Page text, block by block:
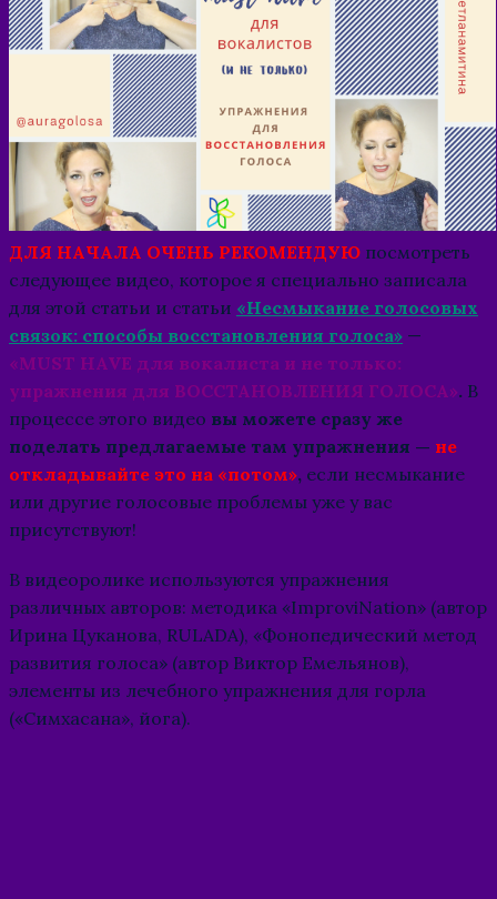
ДЛЯ НАЧАЛА ОЧЕНЬ РЕКОМЕНДУЮ посмотреть
следующее видео, которое я специально записала
для этой статьи и статьи «Несмыкание голосовых
связок: способы восстановления голоса» —
«MUST HAVE для вокалиста и не только:
упражнения для ВОССТАНОВЛЕНИЯ ГОЛОСА». В
процессе этого видео вы можете сразу же
поделать предлагаемые там упражнения — не
откладывайте это на «потом», если несмыкание
или другие голосовые проблемы уже у вас
присутствуют!
В видеоролике используются упражнения
различных авторов: методика «ImproviNation» (автор
Ирина Цуканова, RULADA), «Фонопедический метод
развития голоса» (автор Виктор Емельянов),
элементы из лечебного упражнения для горла
(«Симхасана», йога).